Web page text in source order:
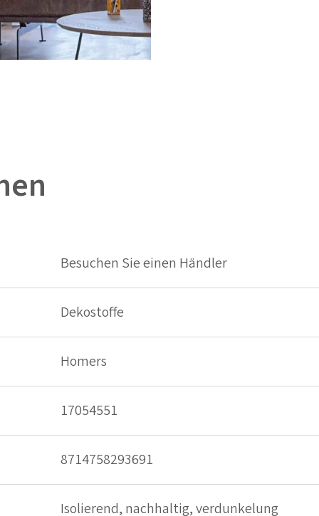
Besuchen Sie einen Händler
Dekostoffe
Homers
17054551
8714758293691
Isolierend, nachhaltig, verdunkelung